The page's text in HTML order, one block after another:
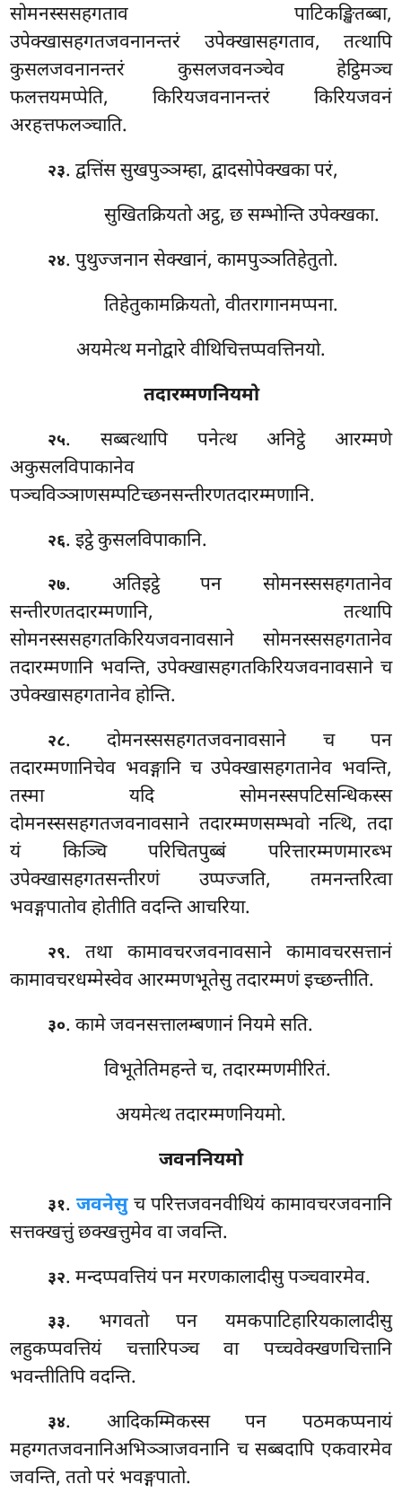
सोमनस्ससहगताव पाटिकङ्खितब्बा,
उपेक्खासहगतजवनानन्तरं उपेक्खासहगताव, तत्थापि
कुसलजवनानन्तरं कुसलजवनञ्चेव हेट्ठिमञ्च
फलत्तयमप्पेति, किरियजवनानन्तरं किरियजवनं
अरहत्तफलञ्चाति.
२३. द्वत्तिंससुखपुञ्ञम्हा, द्वादसोपेक्खका परं,
सुखितक्रियतो अट्ठ, छ सम्भोन्ति उपेक्खका.
२४. पुथुज्जनानसेक्खानं, कामपुञ्ञतिहेतुतो.
तिहेतुकामक्रियतो, वीतरागानमप्पना.
अयमेत्थ मनोद्वारे वीथिचित्तप्पवत्तिनयो.
तदारम्मणनियमो
२५. सब्बत्थापि पनेत्थ अनिट्ठे आरम्मणे
अकुसलविपाकानेव
पञ्चविञ्ञाणसम्पटिच्छनसन्तीरणतदारम्मणानि.
२६. इट्ठे कुसलविपाकानि.
२७. अतिइट्ठे पन सोमनस्ससहगतानेव
सन्तीरणतदारम्मणानि, तत्थापि
सोमनस्ससहगतकिरियजवनावसाने सोमनस्ससहगतानेव
तदारम्मणानि भवन्ति, उपेक्खासहगतकिरियजवनावसाने च
उपेक्खासहगतानेव होन्ति.
२८. दोमनस्ससहगतजवनावसाने च पन
तदारम्मणानिचेव भवङ्गानि च उपेक्खासहगतानेव भवन्ति,
तस्मा यदि सोमनस्सपटिसन्धिकस्स
दोमनस्ससहगतजवनावसाने तदारम्मणसम्भवो नत्थि, तदा
यं किञ्चि परिचितपुब्बं परित्तारम्मणमारब्भ
उपेक्खासहगतसन्तीरणं उप्पज्जति, तमनन्तरित्वा
भवङ्गपातोव होतीति वदन्ति आचरिया.
२९. तथा कामावचरजवनावसाने कामावचरसत्तानं
कामावचरधम्मेस्वेव आरम्मणभूतेसु तदारम्मणं इच्छन्तीति.
३०. कामे जवनसत्तालम्बणानं नियमे सति.
विभूतेतिमहन्ते च, तदारम्मणमीरितं.
अयमेत्थ तदारम्मणनियमो.
जवननियमो
३१.जवनेसुच परित्तजवनवीथियं कामावचरजवनानि
सत्तक्खत्तुं छक्खत्तुमेव वा जवन्ति.
३२. मन्दप्पवत्तियं पन मरणकालादीसु पञ्चवारमेव.
३३. भगवतो पन यमकपाटिहारियकालादीसु
लहुकप्पवत्तियं चत्तारिपञ्च वा पच्चवेक्खणचित्तानि
भवन्तीतिपि वदन्ति.
३४. आदिकम्मिकस्स पन पठमकप्पनायं
महग्गतजवनानिअभिञ्ञाजवनानि च सब्बदापि एकवारमेव
जवन्ति, ततो परं भवङ्गपातो.